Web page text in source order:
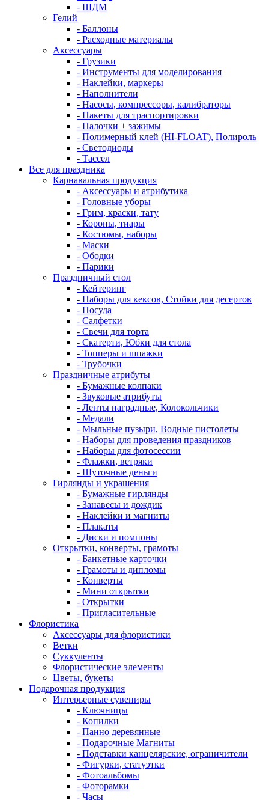
- ШДМ
Гелий
- Баллоны
- Расходные материалы
Аксессуары
- Грузики
- Инструменты для моделирования
- Наклейки, маркеры
- Наполнители
- Насосы, компрессоры, калибраторы
- Пакеты для траспортировки
- Палочки + зажимы
- Полимерный клей (HI-FLOAT), Полироль
- Светодиоды
- Тассел
Все для праздника
Карнавальная продукция
- Аксессуары и атрибутика
- Головные уборы
- Грим, краски, тату
- Короны, тиары
- Костюмы, наборы
- Маски
- Ободки
- Парики
Праздничный стол
- Кейтеринг
- Наборы для кексов, Стойки для десертов
- Посуда
- Салфетки
- Свечи для торта
- Скатерти, Юбки для стола
- Топперы и шпажки
- Трубочки
Праздничные атрибуты
- Бумажные колпаки
- Звуковые атрибуты
- Ленты наградные, Колокольчики
- Медали
- Мыльные пузыри, Водные пистолеты
- Наборы для проведения праздников
- Наборы для фотосессии
- Флажки, ветряки
- Шуточные деньги
Гирлянды и украшения
- Бумажные гирлянды
- Занавесы и дождик
- Наклейки и магниты
- Плакаты
- Диски и помпоны
Открытки, конверты, грамоты
- Банкетные карточки
- Грамоты и дипломы
- Конверты
- Мини открытки
- Открытки
- Пригласительные
Флористика
Аксессуары для флористики
Ветки
Суккуленты
Флористические элементы
Цветы, букеты
Подарочная продукция
Интерьерные сувениры
- Ключницы
- Копилки
- Панно деревянные
- Подарочные Магниты
- Подставки канцелярские, ограничители
- Фигурки, статуэтки
- Фотоальбомы
- Фоторамки
- Часы